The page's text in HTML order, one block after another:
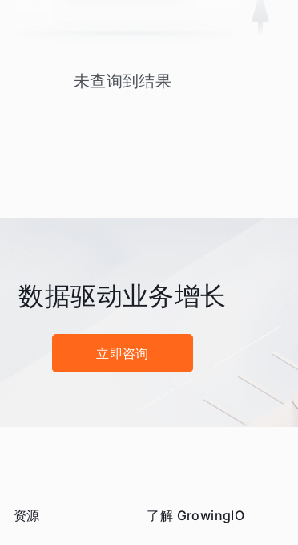
未查询到结果
数据驱动业务增长
立即咨询
资源 了解 GrowingIO